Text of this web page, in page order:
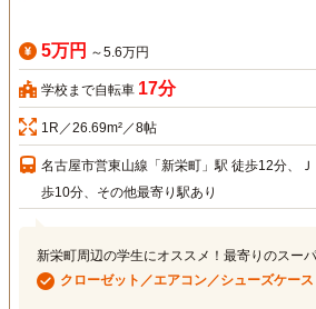
5万円 ～5.6万円
学校まで自転車 17分
1R／26.69m²／8帖
名古屋市営東山線「新栄町」駅 徒歩12分、
歩10分、その他最寄り駅あり
新栄町周辺の学生にオススメ！最寄りのスー
クローゼット／エアコン／シューズケース